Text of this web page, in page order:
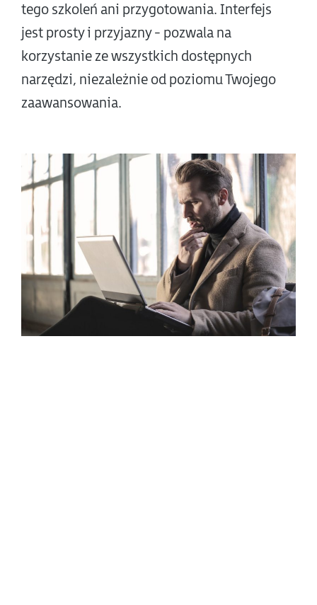
tego szkoleń ani przygotowania. Interfejs
jest prosty i przyjazny - pozwala na
korzystanie ze wszystkich dostępnych
narzędzi, niezależnie od poziomu Twojego
zaawansowania.